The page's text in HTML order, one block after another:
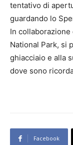
tentativo di
guardando lo
In
National Park, si
ghiacciaio e alla
dove sono
Facebook